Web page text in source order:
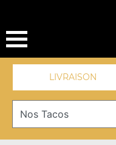
LIVRAISON